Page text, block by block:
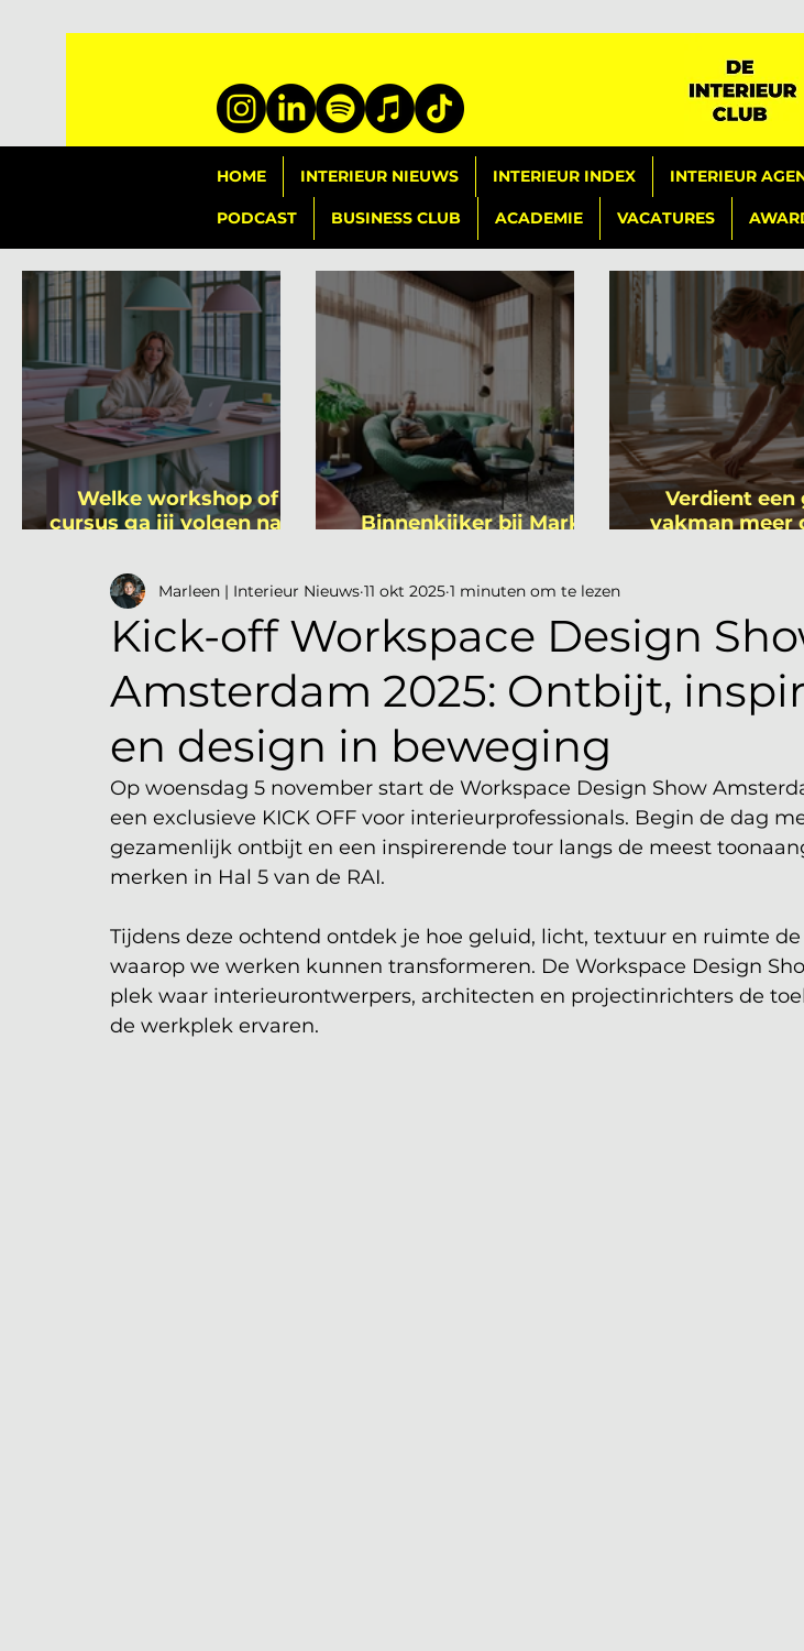
HOME INTERIEUR NIEUWS INTERIEUR INDEX INTERIEUR
PODCAST BUSINESS CLUB ACADEMIE VACATURES
Welke workshop of
cursus ga jij volgen na je
Binnenkijker bij Mark
Verdient een
vakman meer
Kick-off Workspace Design
Amsterdam 2025: Ontbijt,
en design in beweging
Marleen | Interieur Nieuws 11 okt 2025 1 minuten om te lezen
Op woensdag 5 november start de Workspace Design Show
een exclusieve KICK OFF voor interieurprofessionals. Begin de dag
gezamenlijk ontbijt en een inspirerende tour langs de meest
merken in Hal 5 van de RAI.
Tijdens deze ochtend ontdek je hoe geluid, licht, textuur en ruimte
waarop we werken kunnen transformeren. De Workspace Design
plek waar interieurontwerpers, architecten en projectinrichters de
de werkplek ervaren.